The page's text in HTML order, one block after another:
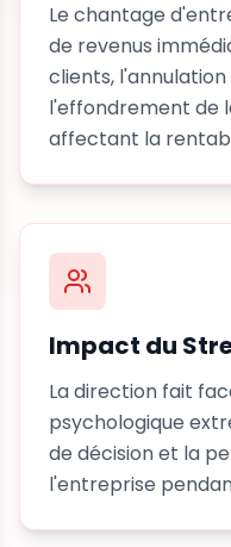
Le chantage
de revenus
clients,
l'effondrement de
affectant la
Impact du
La direction fait
psychologique
de décision et la
l'entreprise